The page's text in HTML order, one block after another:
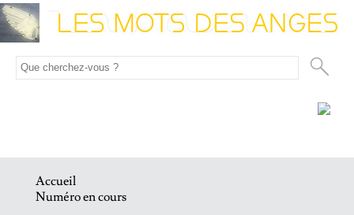
Accueil
Numéro en cours